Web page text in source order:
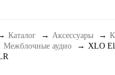
Hi-Fi
Каталог Аксессуары
Межблочные аудио
XLO